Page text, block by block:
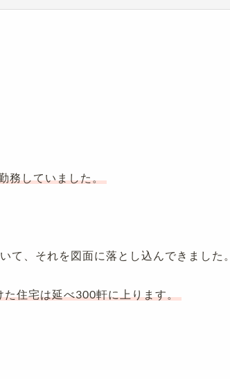
務していました。
て、それを図面に落とし込んできました。
た住宅は延べ300軒に上ります。